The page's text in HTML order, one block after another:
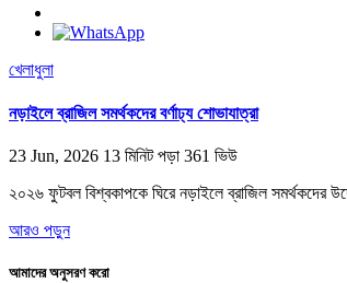
খেলাধুলা
নড়াইলে ব্রাজিল সমর্থকদের বর্ণাঢ্য শোভাযাত্রা
23 Jun, 2026 13 মিনিট পড়া 361 ভিউ
২০২৬ ফুটবল বিশ্বকাপকে ঘিরে নড়াইলে ব্রাজিল সমর্থকদের
আরও পড়ুন
আমাদের অনুসরণ করো